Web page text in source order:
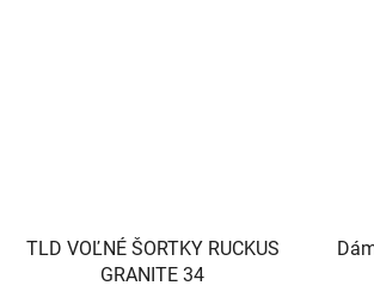
TLD VOĽNÉ ŠORTKY RUCKUS
GRANITE 34